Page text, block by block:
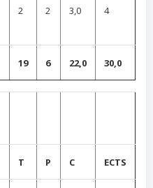
2 2 3,0 4
19 6 22,0 30,0
T P C ECTS